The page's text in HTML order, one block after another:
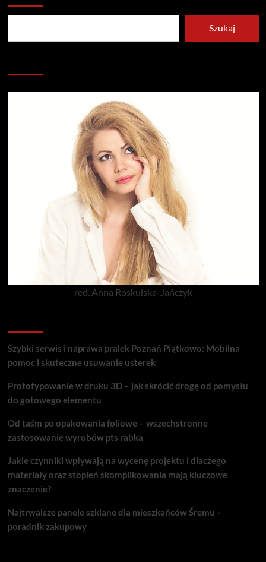
Szukaj
red. Anna Roskulska-Jańczyk
Szybki serwis i naprawa pralek Poznań Piątkowo: Mobilna
pomoc i skuteczne usuwanie usterek
Prototypowanie w druku 3D – jak skrócić drogę od pomysłu
do gotowego elementu
Od taśm po opakowania foliowe – wszechstronne
zastosowanie wyrobów pts rabka
Jakie czynniki wpływają na wycenę projektu i dlaczego
materiały oraz stopień skomplikowania mają kluczowe
znaczenie?
Najtrwalsze panele szklane dla mieszkańców Śremu –
poradnik zakupowy